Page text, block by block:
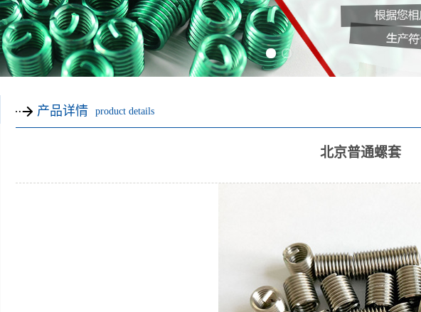
产品详情 product details
北京普通螺套